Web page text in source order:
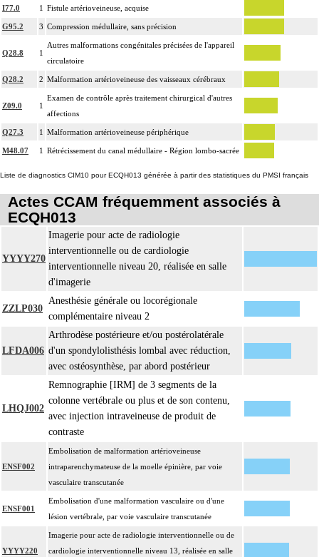
Facturation : les suppléments de numérisation ou la radioscopie de longue
durée sous ampli de brillance (chapitre 19) ne peuvent pas être facturés avec les
actes diagnostiques ou thérapeutiques de radiologie vasculaire
I77.0 1 Fistule artérioveineuse, acquise
G95.2 3 Compression médullaire, sans précision
Q28.8 1
Autres malformations congénitales précisées de l'appareil
circulatoire
Q28.2 2 Malformation artérioveineuse des vaisseaux cérébraux
Z09.0 1
Examen de contrôle après traitement chirurgical d'autres
affections
Q27.3 1 Malformation artérioveineuse périphérique
M48.07 1 Rétrécissement du canal médullaire - Région lombo-sacrée
Liste de diagnostics CIM10 pour ECQH013 générée à partir des statistiques du PMSI français
Actes CCAM fréquemment associés à
ECQH013
YYYY270
Imagerie pour acte de radiologie
interventionnelle ou de cardiologie
interventionnelle niveau 20, réalisée en salle
d'imagerie
ZZLP030
Anesthésie générale ou locorégionale
complémentaire niveau 2
LFDA006
Arthrodèse postérieure et/ou postérolatérale
d'un spondylolisthésis lombal avec réduction,
avec ostéosynthèse, par abord postérieur
LHQJ002
Remnographie [IRM] de 3 segments de la
colonne vertébrale ou plus et de son contenu,
avec injection intraveineuse de produit de
contraste
ENSF002
Embolisation de malformation artérioveineuse
intraparenchymateuse de la moelle épinière, par voie
vasculaire transcutanée
ENSF001
Embolisation d'une malformation vasculaire ou d'une
lésion vertébrale, par voie vasculaire transcutanée
YYYY220
Imagerie pour acte de radiologie interventionnelle ou de
cardiologie interventionnelle niveau 13, réalisée en salle